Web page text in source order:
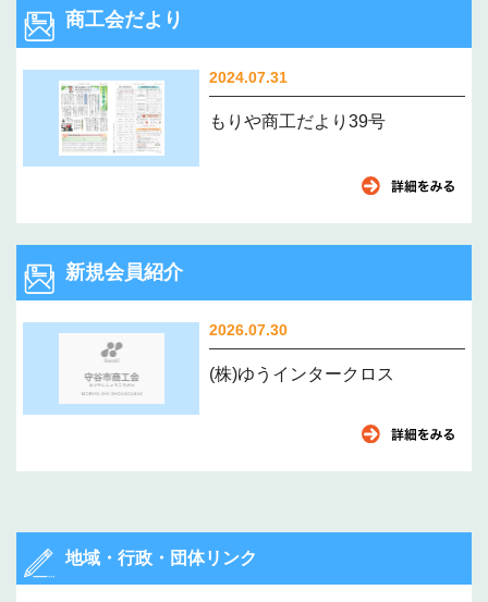
商工会だより
2024.07.31
もりや商工だより39号
新規会員紹介
2026.07.30
(株)ゆうインタークロス
地域・行政・団体リンク